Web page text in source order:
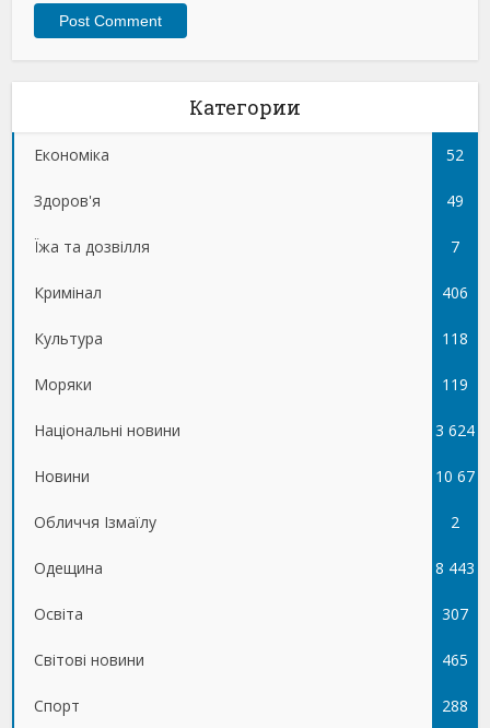
Категории
Економіка 52
Здоров'я 49
Їжа та дозвілля 7
Кримінал 406
Культура 118
Моряки 119
Національні новини 3 624
Новини 10 67
5
Обличчя Ізмаїлу 2
Одещина 8 443
Освіта 307
Світові новини 465
Спорт 288